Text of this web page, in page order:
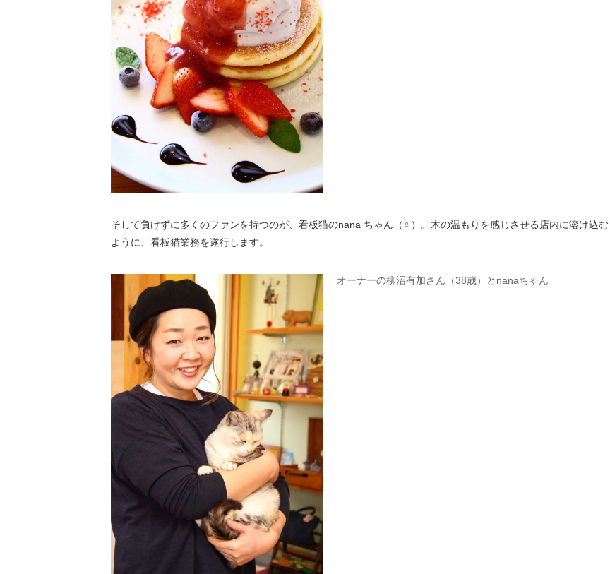
そして負けずに多くのファンを持つのが、看板猫のnana ちゃん（♀）。木の温もりを感じさせる店内に溶け込む
ように、看板猫業務を遂行します。
オーナーの柳沼有加さん（38歳）とnanaちゃん